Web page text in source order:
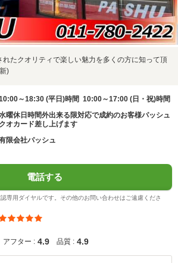
たクオリティで楽しい魅力を多くの方に知って頂
)
～18:30 (平日)時間 10:00～17:00 (日・祝)時間
曜休日時間外出来る限対応で成約のお客様パッシュ
クオカード差し上げます
限会社パッシュ
電話する
専用ダイヤルです。その他のお問い合わせはご遠慮くださ
アフター : 4.9 品質 : 4.9